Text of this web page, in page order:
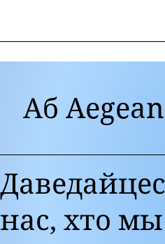
Аб
нас, хто